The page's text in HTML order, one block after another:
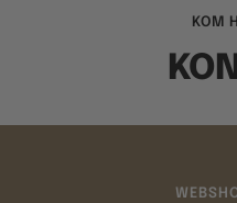
KOM